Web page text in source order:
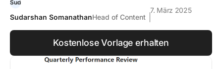
Sudarshan SomanathanHead of Content
7. März 2025
Kostenlose Vorlage erhalten